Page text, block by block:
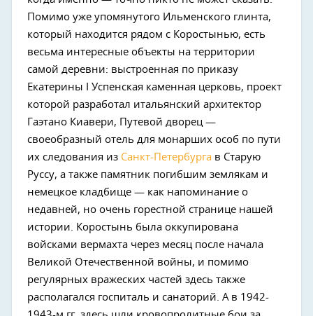
Помимо уже упомянутого Ильменского глинта,
который находится рядом с Коростынью, есть
весьма интересные объекты на территории
самой деревни: выстроенная по приказу
Екатерины I Успенская каменная церковь, проект
которой разработал итальянский архитектор
Гаэтано Киавери, Путевой дворец —
своеобразный отель для монарших особ по пути
их следования из Санкт-Петербурга в Старую
Руссу, а также памятник погибшим землякам и
немецкое кладбище — как напоминание о
недавней, но очень горестной странице нашей
истории. Коростынь была оккупирована
войсками вермахта через месяц после начала
Великой Отечественной войны, и помимо
регулярных вражеских частей здесь также
располагался госпиталь и санаторий. А в 1942-